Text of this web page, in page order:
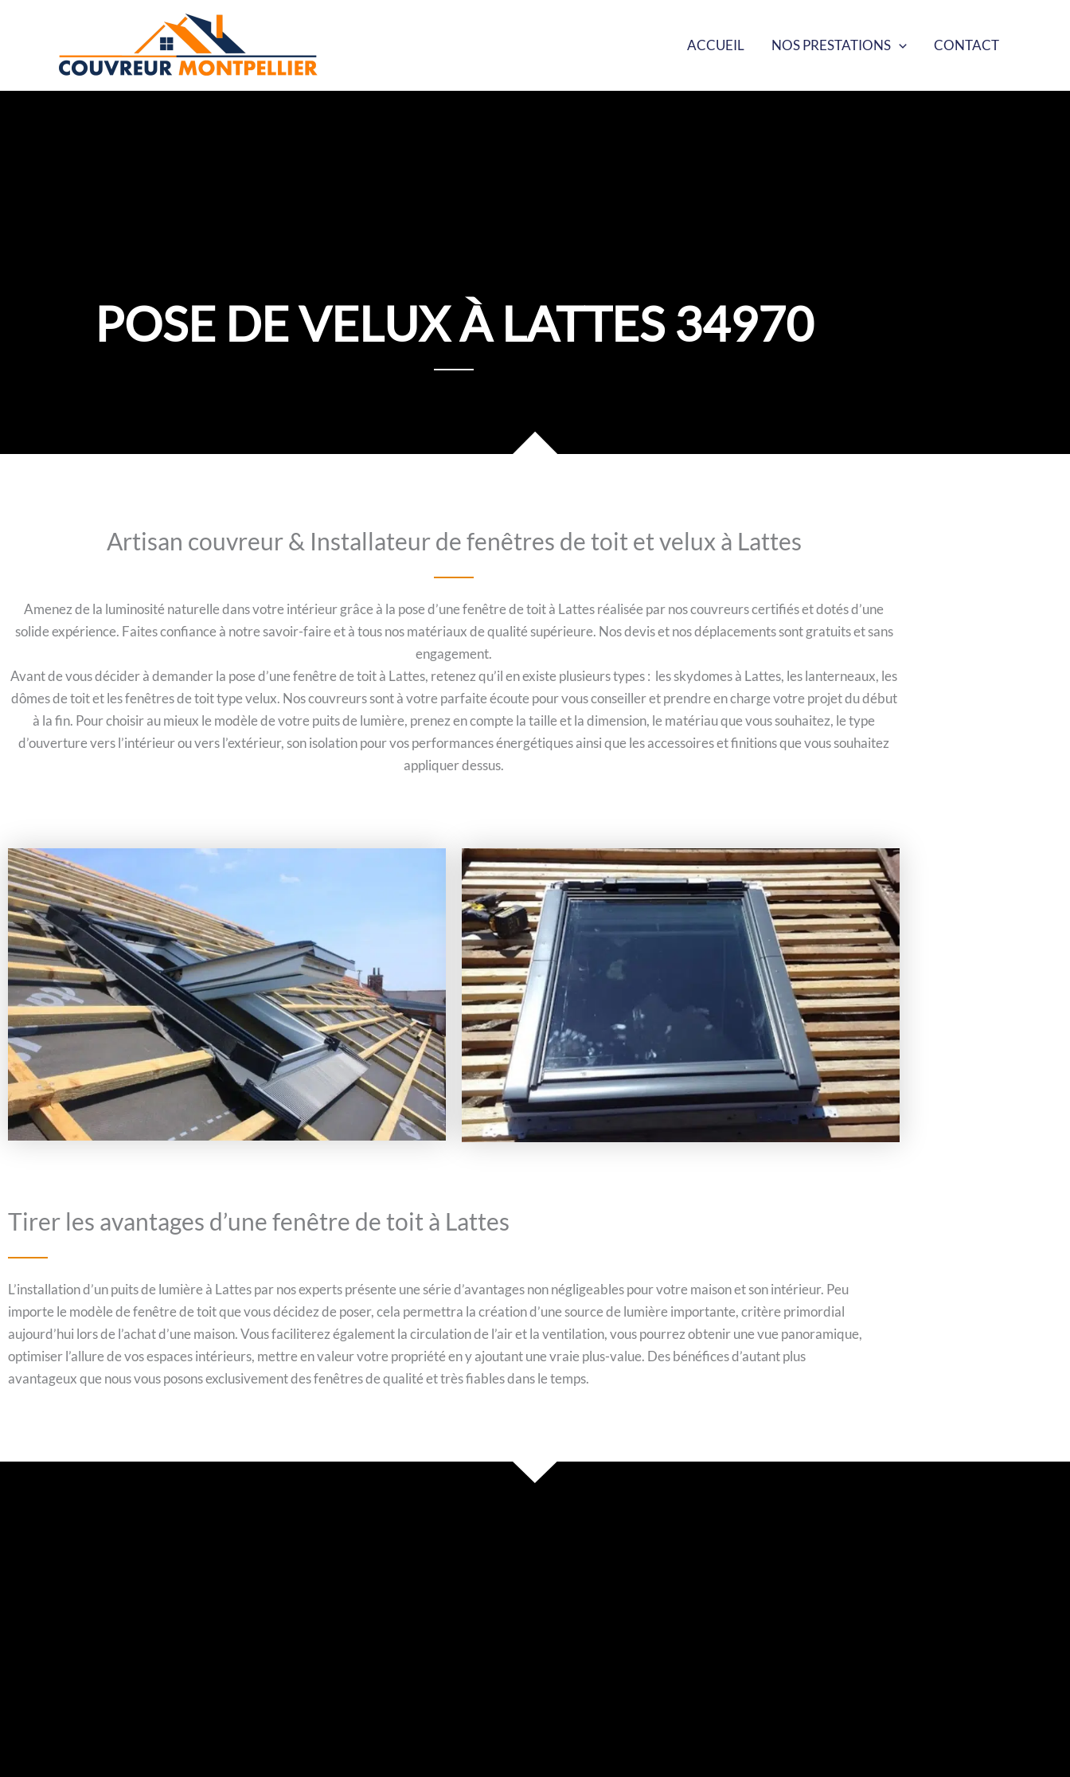
ACCUEIL NOS PRESTATIONS CONTACT
POSE DE VELUX À LATTES 34970
Artisan couvreur & Installateur de fenêtres de toit et velux à Lattes
Amenez de la luminosité naturelle dans votre intérieur grâce à la pose d’une fenêtre de toit à Lattes réalisée par nos couvreurs certifiés et dotés d’une
solide expérience. Faites confiance à notre savoir-faire et à tous nos matériaux de qualité supérieure. Nos devis et nos déplacements sont gratuits et sans
engagement.
Avant de vous décider à demander la pose d’une fenêtre de toit à Lattes, retenez qu’il en existe plusieurs types : les skydomes à Lattes, les lanterneaux, les
dômes de toit et les fenêtres de toit type velux. Nos couvreurs sont à votre parfaite écoute pour vous conseiller et prendre en charge votre projet du début
à la fin. Pour choisir au mieux le modèle de votre puits de lumière, prenez en compte la taille et la dimension, le matériau que vous souhaitez, le type
d’ouverture vers l’intérieur ou vers l’extérieur, son isolation pour vos performances énergétiques ainsi que les accessoires et finitions que vous souhaitez
appliquer dessus.
Tirer les avantages d’une fenêtre de toit à Lattes
L’installation d’un puits de lumière à Lattes par nos experts présente une série d’avantages non négligeables pour votre maison et son intérieur. Peu
importe le modèle de fenêtre de toit que vous décidez de poser, cela permettra la création d’une source de lumière importante, critère primordial
aujourd’hui lors de l’achat d’une maison. Vous faciliterez également la circulation de l’air et la ventilation, vous pourrez obtenir une vue panoramique,
optimiser l’allure de vos espaces intérieurs, mettre en valeur votre propriété en y ajoutant une vraie plus-value. Des bénéfices d’autant plus
avantageux que nous vous posons exclusivement des fenêtres de qualité et très fiables dans le temps.